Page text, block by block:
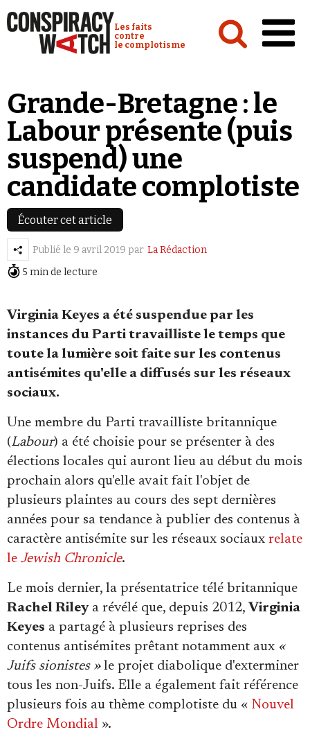
Conspiracy Watch :
Les faits
contre
le complotisme
Analyses
Conspipédia
Vidéos
Émissions
Revues de presse
Newsletter
Se connecter
Grande-Bretagne : le
Labour présente (puis
suspend) une
candidate complotiste
Écouter cet article
Publié le 9 avril 2019 par La Rédaction
5 min de lecture
Virginia Keyes a été suspendue par les
instances du Parti travailliste le temps que
toute la lumière soit faite sur les contenus
antisémites qu'elle a diffusés sur les réseaux
sociaux.
Une membre du Parti travailliste britannique
(Labour) a été choisie pour se présenter à des
élections locales qui auront lieu au début du mois
prochain alors qu'elle avait fait l'objet de
plusieurs plaintes au cours des sept dernières
années pour sa tendance à publier des contenus à
caractère antisémite sur les réseaux sociaux relate
le Jewish Chronicle.
Le mois dernier, la présentatrice télé britannique
Rachel Rileya révélé que, depuis 2012, Virginia
Keyes a partagé à plusieurs reprises des
contenus antisémites prêtant notamment aux «
Juifs sionistes »le projet diabolique d'exterminer
tous les non-Juifs. Elle a également fait référence
plusieurs fois au thème complotiste du « Nouvel
Ordre Mondial ».